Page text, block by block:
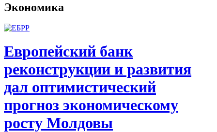
Экономика
Европейский банк
реконструкции и развития
дал оптимистический
прогноз экономическому
росту Молдовы